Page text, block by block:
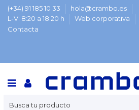
(+34) 91 185 10 33
hola@crambo.es
L-V: 8:20 a 18:20 h
Web corporativa
Contacta